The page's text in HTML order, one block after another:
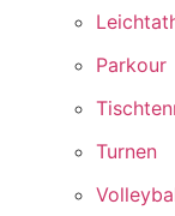
Parkour
Turnen